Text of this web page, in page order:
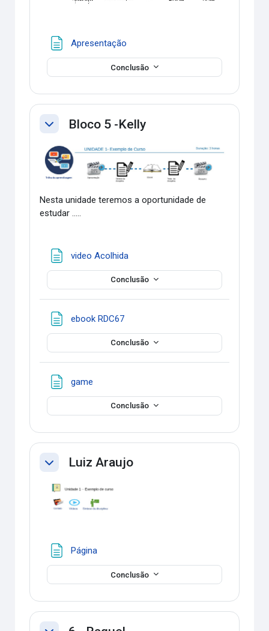
Apresentação
Conclusão
ContrairBloco 5 -Kelly
Nesta unidade teremos a oportunidade de
estudar .....
video Acolhida
Conclusão
ebook RDC67Página
Conclusão
game
Conclusão
ContrairLuiz Araujo
Página
Conclusão